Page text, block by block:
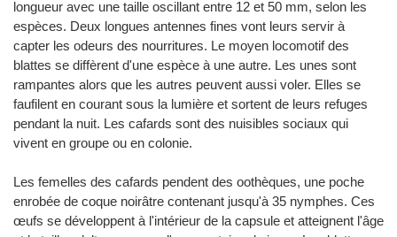
longueur avec une taille oscillant entre 12 et 50 mm, selon les
espèces. Deux longues antennes fines vont leurs servir à
capter les odeurs des nourritures. Le moyen locomotif des
blattes se diffèrent d'une espèce à une autre. Les unes sont
rampantes alors que les autres peuvent aussi voler. Elles se
faufilent en courant sous la lumière et sortent de leurs refuges
pendant la nuit. Les cafards sont des nuisibles sociaux qui
vivent en groupe ou en colonie.
Les femelles des cafards pendent des oothèques, une poche
enrobée de coque noirâtre contenant jusqu'à 35 nymphes. Ces
œufs se développent à l'intérieur de la capsule et atteignent l'âge